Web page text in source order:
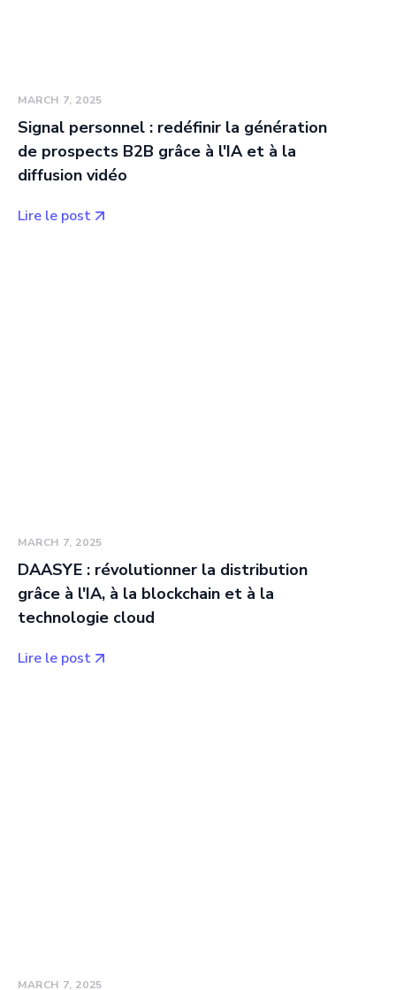
MARCH 7, 2025
Signal personnel : redéfinir la génération
de prospects B2B grâce à l'IA et à la
diffusion vidéo
Lire le post
MARCH 7, 2025
DAASYE : révolutionner la distribution
grâce à l'IA, à la blockchain et à la
technologie cloud
Lire le post
MARCH 7, 2025